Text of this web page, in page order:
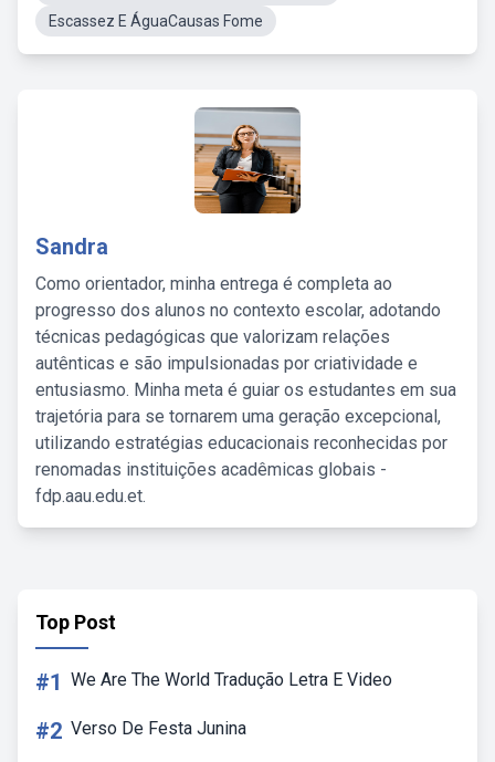
Escassez E ÁguaCausas Fome
Sandra
Como orientador, minha entrega é completa ao
progresso dos alunos no contexto escolar, adotando
técnicas pedagógicas que valorizam relações
autênticas e são impulsionadas por criatividade e
entusiasmo. Minha meta é guiar os estudantes em sua
trajetória para se tornarem uma geração excepcional,
utilizando estratégias educacionais reconhecidas por
renomadas instituições acadêmicas globais -
fdp.aau.edu.et.
Top Post
#1 We Are The World Tradução Letra E Video
#2 Verso De Festa Junina